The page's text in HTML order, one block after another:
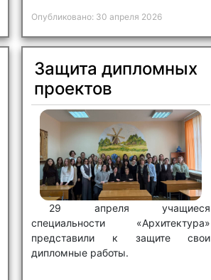
Опубликовано: 30 апреля 2026
Защита дипломных
проектов
29 апреля учащиеся
специальности «Архитектура»
представили к защите свои
дипломные работы.